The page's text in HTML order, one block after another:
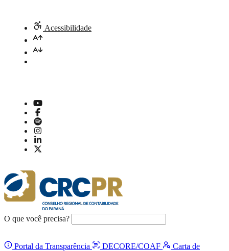
Acessibilidade
O que você precisa?
Portal da Transparência DECORE/COAF
Carta de